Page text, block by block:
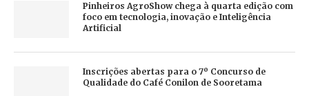
Pinheiros AgroShow chega à quarta edição com
foco em tecnologia, inovação e Inteligência
Artificial
Inscrições abertas para o 7º Concurso de
Qualidade do Café Conilon de Sooretama